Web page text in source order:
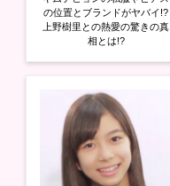
の位置とブランドがヤバイ!?
上野樹里との熱愛の驚きの真
相とは!?